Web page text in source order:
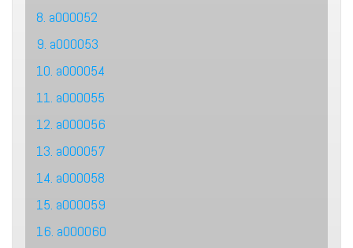
8. a000052
9. a000053
10. a000054
11. a000055
12. a000056
13. a000057
14. a000058
15. a000059
16. a000060